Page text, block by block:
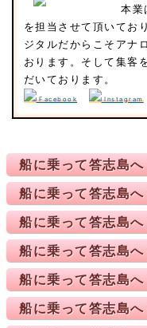
本業
を担当させて頂いてお
ジタルだからこそアナ
おります。そして集客
だいております。
Facebook Instagram
船に乗って答志島
船に乗って答志島
船に乗って答志島
船に乗って答志島
船に乗って答志島
船に乗って答志島